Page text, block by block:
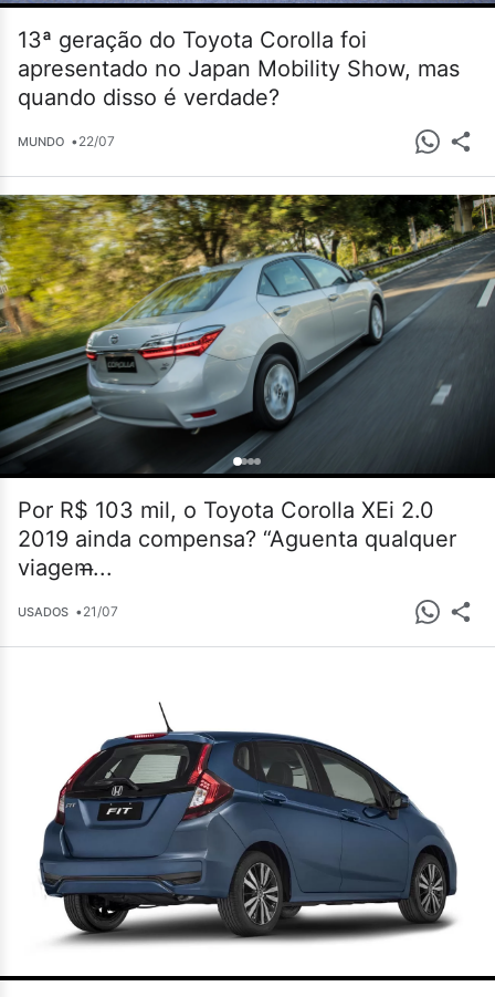
13ª geração do Toyota Corolla foi
apresentado no Japan Mobility Show, mas
quando disso é verdade?
MUNDO •22/07
Por R$ 103 mil, o Toyota Corolla XEi 2.0
2019 ainda compensa? “Aguenta qualquer
viagem̶...
USADOS •21/07